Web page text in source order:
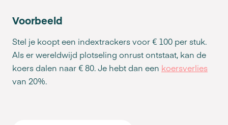
Voorbeeld
Stel je koopt een indextrackers voor € 100 per stuk.
Als er wereldwijd plotseling onrust ontstaat, kan de
koers dalen naar € 80. Je hebt dan een koersverlies
van 20%.